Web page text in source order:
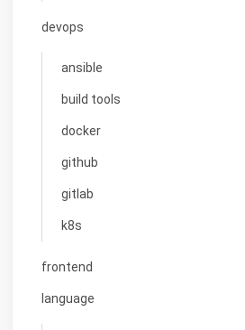
devops
ansible
build tools
docker
github
gitlab
k8s
frontend
language